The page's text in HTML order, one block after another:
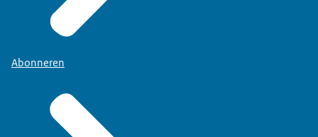
Abonneren